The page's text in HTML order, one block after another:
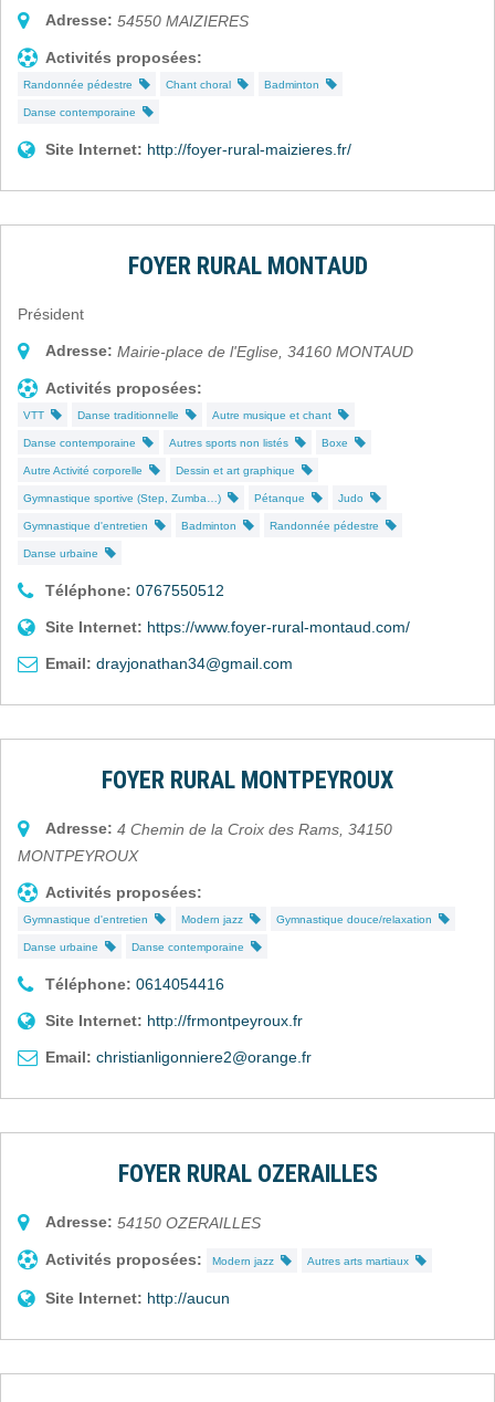
Adresse: 54550 MAIZIERES
Activités proposées:
Randonnée pédestre Chant choral Badminton
Danse contemporaine
Site Internet: http://foyer-rural-maizieres.fr/
FOYER RURAL MONTAUD
Président
Adresse: Mairie-place de l'Eglise 34160 MONTAUD
Activités proposées:
VTT Danse traditionnelle Autre musique et chant
Danse contemporaine Autres sports non listés Boxe
Autre Activité corporelle Dessin et art graphique
Gymnastique sportive (Step, Zumba…) Pétanque Judo
Gymnastique d'entretien Badminton Randonnée pédestre
Danse urbaine
Téléphone: 0767550512
Site Internet: https://www.foyer-rural-montaud.com/
Email: drayjonathan34@gmail.com
FOYER RURAL MONTPEYROUX
Adresse: 4 Chemin de la Croix des Rams 34150
MONTPEYROUX
Activités proposées:
Gymnastique d'entretien Modern jazz Gymnastique douce/relaxation
Danse urbaine Danse contemporaine
Téléphone: 0614054416
Site Internet: http://frmontpeyroux.fr
Email: christianligonniere2@orange.fr
FOYER RURAL OZERAILLES
Adresse: 54150 OZERAILLES
Activités proposées: Modern jazz Autres arts martiaux
Site Internet: http://aucun